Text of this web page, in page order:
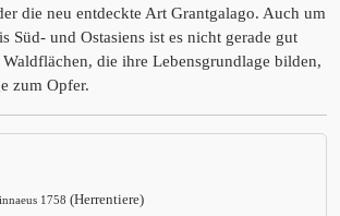
die neu entdeckte Art Grantgalago. Auch um
Süd- und Ostasiens ist es nicht gerade gut
die ihre Lebensgrundlage bilden,
zum Opfer.
1758 (Herrentiere)